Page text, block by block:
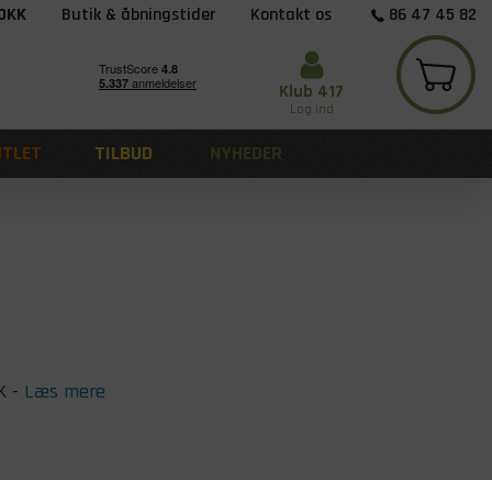
Butik & åbningstider Kontakt os
86 47 45 82
Klub 417
Log ind
TILBUD NYHEDER
- Læs mere